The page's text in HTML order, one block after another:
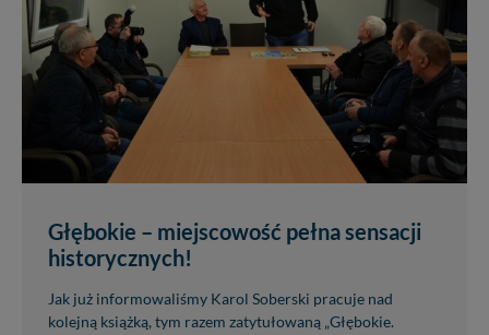
Głębokie – miejscowość pełna sensacji
historycznych!
Jak już informowaliśmy Karol Soberski pracuje nad
kolejną książką, tym razem zatytułowaną „Głębokie.